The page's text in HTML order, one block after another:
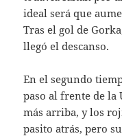
ideal será que
Tras el gol de
llegó el descanso.
En el segundo
paso al frente de la
más arriba, y los
pasito atrás, pero